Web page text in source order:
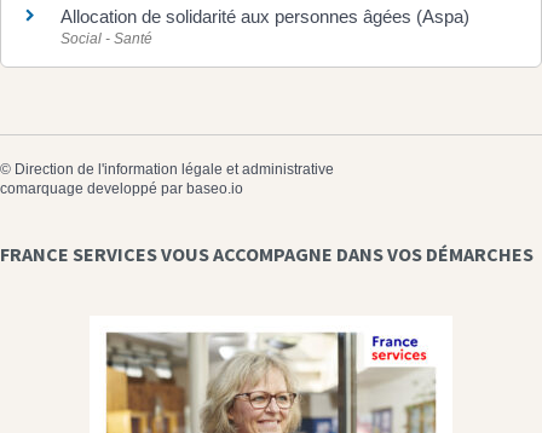
Allocation de solidarité aux personnes âgées (Aspa)
Social - Santé
© Direction de l'information légale et administrative
comarquage developpé par baseo.io
FRANCE SERVICES VOUS ACCOMPAGNE DANS VOS DÉMARCHES